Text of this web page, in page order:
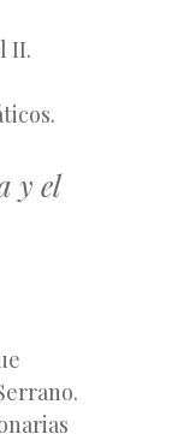
II.
y el